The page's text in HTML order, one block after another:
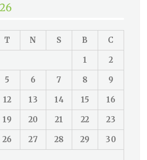
T N S B C
1 2
5 6 7 8 9
12 13 14 15 16
19 20 21 22 23
26 27 28 29 30